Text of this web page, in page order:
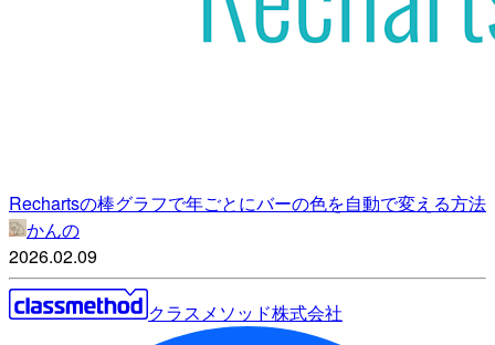
Rechartsの棒グラフで年ごとにバーの色を自動で変える方法
かんの
2026.02.09
クラスメソッド株式会社